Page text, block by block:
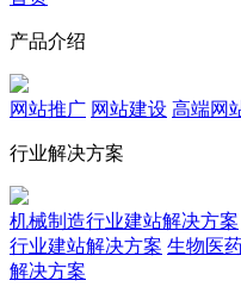
产品介绍
网站推广 网站建设 高端网
行业解决方案
机械制造行业建站解决方案
行业建站解决方案 生物医
解决方案